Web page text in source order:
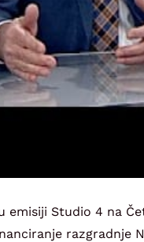
emisiji Studio 4 na
razgradnje